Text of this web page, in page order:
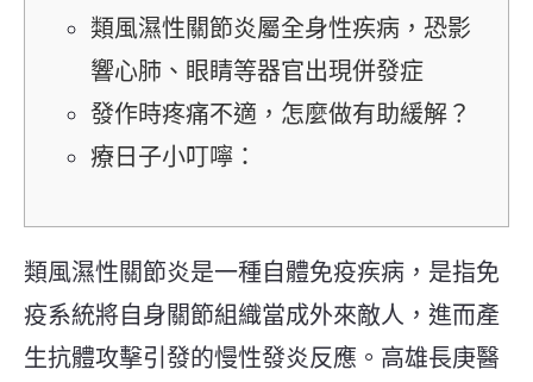
類風濕性關節炎屬全身性疾病，恐影
響心肺、眼睛等器官出現併發症
發作時疼痛不適，怎麼做有助緩解？
療日子小叮嚀：
類風濕性關節炎是一種自體免疫疾病，是指免
疫系統將自身關節組織當成外來敵人，進而產
生抗體攻擊引發的慢性發炎反應。高雄長庚醫